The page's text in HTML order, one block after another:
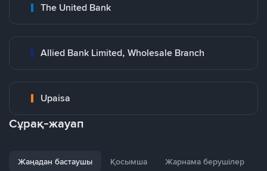
The United Bank
Allied Bank Limited, Wholesale Branch
Upaisa
Сұрақ-жауап
Жаңадан бастаушы Қосымша Жарнама берушілер